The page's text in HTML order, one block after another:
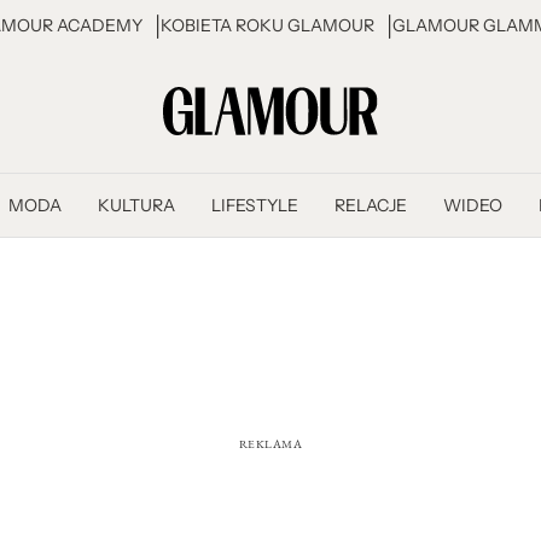
ACADEMY KOBIETA ROKU GLAMOUR GLAMOUR
MODA KULTURA LIFESTYLE RELACJE WIDEO